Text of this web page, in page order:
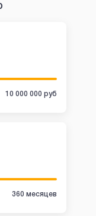
10 000 000 руб
360 месяцев